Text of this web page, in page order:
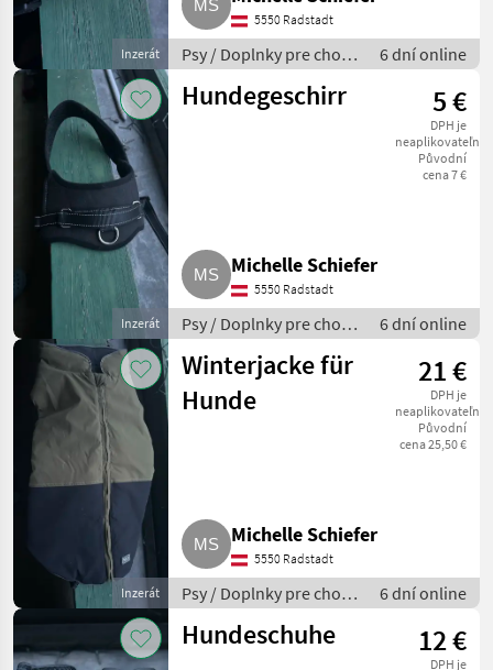
Inzerát
5550 Radstadt
Psy / Doplnky pre chov
psov
6 dní online
Inzerát
Hundegeschirr 5 €
DPH je
neaplikovateľné
Původní
cena 7 €
Michelle Schiefer
5550 Radstadt
Psy / Doplnky pre chov
psov
6 dní online
Inzerát
Winterjacke für
Hunde
21 €
DPH je
neaplikovateľné
Původní
cena 25,50 €
Michelle Schiefer
5550 Radstadt
Psy / Doplnky pre chov
psov
6 dní online
Hundeschuhe 12 €
DPH je